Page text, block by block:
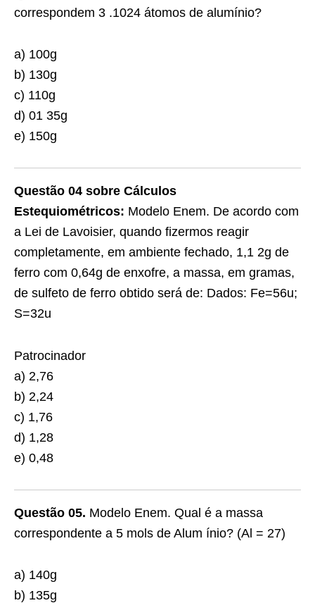
correspondem 3 .1024 átomos de alumínio?
a) 100g
b) 130g
c) 110g
d) 01 35g
e) 150g
Questão 04 sobre Cálculos
Estequiométricos: Modelo Enem. De acordo com
a Lei de Lavoisier, quando fizermos reagir
completamente, em ambiente fechado, 1,1 2g de
ferro com 0,64g de enxofre, a massa, em gramas,
de sulfeto de ferro obtido será de: Dados: Fe=56u;
S=32u
Patrocinador
a) 2,76
b) 2,24
c) 1,76
d) 1,28
e) 0,48
Questão 05. Modelo Enem. Qual é a massa
correspondente a 5 mols de Alum ínio? (Al = 27)
a) 140g
b) 135g